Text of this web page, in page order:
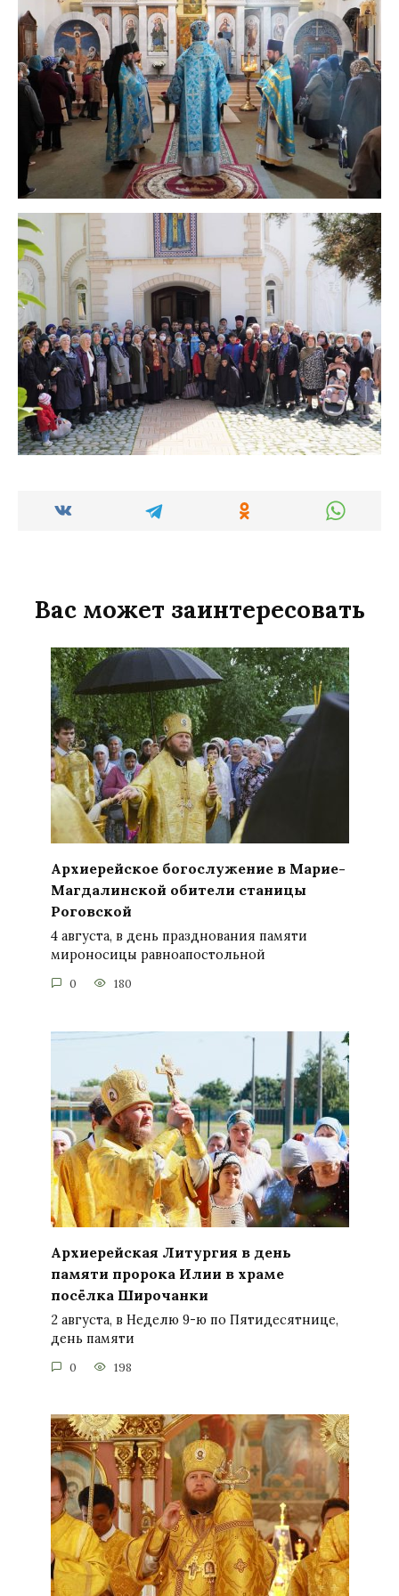
Вас может заинтересовать
Архиерейское богослужение в Марие-
Магдалинской обители станицы
Роговской
4 августа, в день празднования памяти
мироносицы равноапостольной
0 180
Архиерейская Литургия в день
памяти пророка Илии в храме
посёлка Широчанки
2 августа, в Неделю 9-ю по Пятидесятнице,
день памяти
0 198